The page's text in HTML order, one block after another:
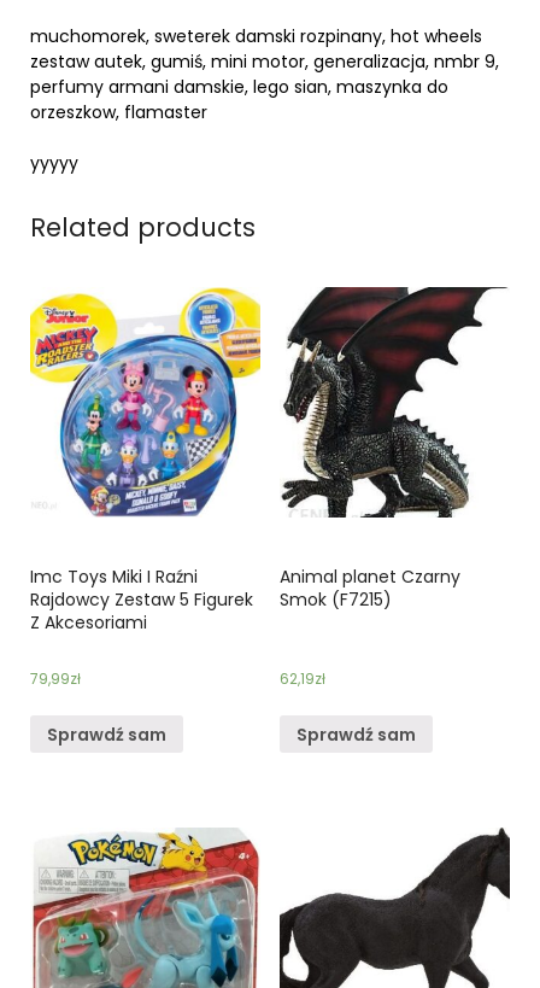
muchomorek, sweterek damski rozpinany, hot wheels
zestaw autek, gumiś, mini motor, generalizacja, nmbr 9,
perfumy armani damskie, lego sian, maszynka do
orzeszkow, flamaster
yyyyy
Related products
Imc Toys Miki I Raźni
Rajdowcy Zestaw 5 Figurek
Z Akcesoriami
79,99zł
Sprawdź sam
Animal planet Czarny
Smok (F7215)
62,19zł
Sprawdź sam